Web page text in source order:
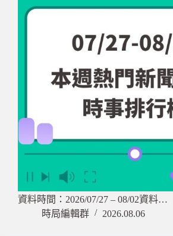
資料時間：2026/07/27 – 08/02資料…
時局編輯群
2026.08.06